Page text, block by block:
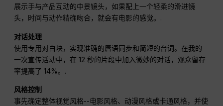
展示手与产品互动的中景镜头，如果配上一个轻柔的滑进镜
头，时间与动作精确吻合，就会有电影的感觉。.
对话处理
使用专用对白块，实现准确的唇语同步和简短的台词。在我的
一次宣传活动中，在 12 秒的片段中加入微妙的对话，观众留存
率提高了 14%。.
风格控制
事先确定整体视觉风格--电影风格、动漫风格或卡通风格，并使